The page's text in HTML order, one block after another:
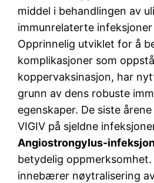
middel i behandlingen av
immunrelaterte
Opprinnelig utviklet for å
komplikasjoner som
koppervaksinasjon, har
grunn av dens robuste
egenskaper. De siste
VIGIV på sjeldne
Angiostrongylus-
betydelig oppmerksomhet.
innebærer nøytralisering